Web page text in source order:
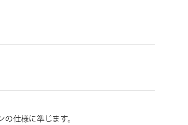
仕様に準じます。